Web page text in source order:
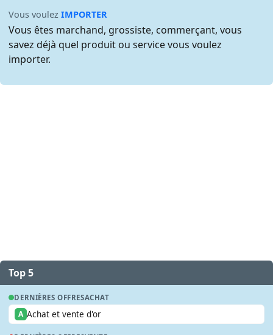
Vous voulezIMPORTER
Vous êtes marchand, grossiste, commerçant, vous
savez déjà quel produit ou service vous voulez
importer.
Top 5
DERNIÈRES OFFRESACHAT
A Achat et vente d'or